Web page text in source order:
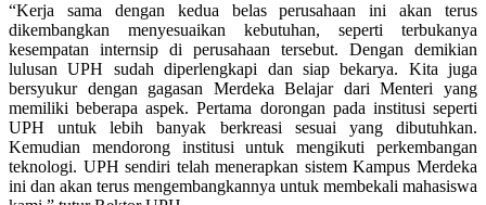
“Kerja sama dengan kedua belas perusahaan ini akan terus
dikembangkan menyesuaikan kebutuhan, seperti terbukanya
kesempatan internsip di perusahaan tersebut. Dengan demikian
lulusan UPH sudah diperlengkapi dan siap bekarya. Kita juga
bersyukur dengan gagasan Merdeka Belajar dari Menteri yang
memiliki beberapa aspek. Pertama dorongan pada institusi seperti
UPH untuk lebih banyak berkreasi sesuai yang dibutuhkan.
Kemudian mendorong institusi untuk mengikuti perkembangan
teknologi. UPH sendiri telah menerapkan sistem Kampus Merdeka
ini dan akan terus mengembangkannya untuk membekali mahasiswa